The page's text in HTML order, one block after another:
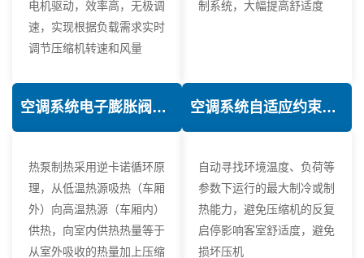
电机驱动，效率高，无极调
速，实现根据负载需求实时
调节压缩机转速和风量
制系统，大幅提高舒适度
空调系统电子膨胀阀热力学优化技术
热泵制热采用逆卡诺循环原
理，从低温热源吸热（车厢
外）向高温热源（车厢内）
供热，向室内供热热量等于
从室外吸收的热量加上压缩
空调系统自适应约束控制技术
自动寻找环境温度、负荷等
参数下运行的最大制冷或制
热能力，避免压缩机的反复
启停影响客室舒适度，避免
损坏压机